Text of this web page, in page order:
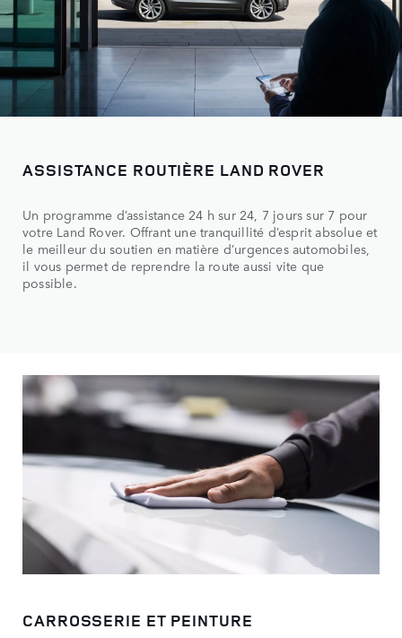
ASSISTANCE ROUTIÈRE LAND ROVER
Un programme d’assistance 24 h sur 24, 7 jours sur 7 pour
votre Land Rover. Offrant une tranquillité d’esprit absolue et
le meilleur du soutien en matière d’urgences automobiles,
il vous permet de reprendre la route aussi vite que
possible.
CARROSSERIE ET PEINTURE